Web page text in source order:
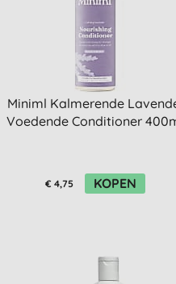
Miniml Kalmerende
Voedende Conditioner
€ 4,75 KOPEN